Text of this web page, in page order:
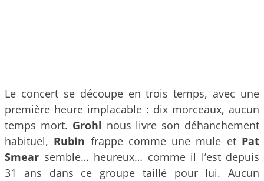
Le concert se découpe en trois temps, avec une
première heure implacable : dix morceaux, aucun
temps mort. Grohl nous livre son déhanchement
habituel, Rubin frappe comme une mule et Pat
Smear semble… heureux… comme il l’est depuis
31 ans dans ce groupe taillé pour lui. Aucun